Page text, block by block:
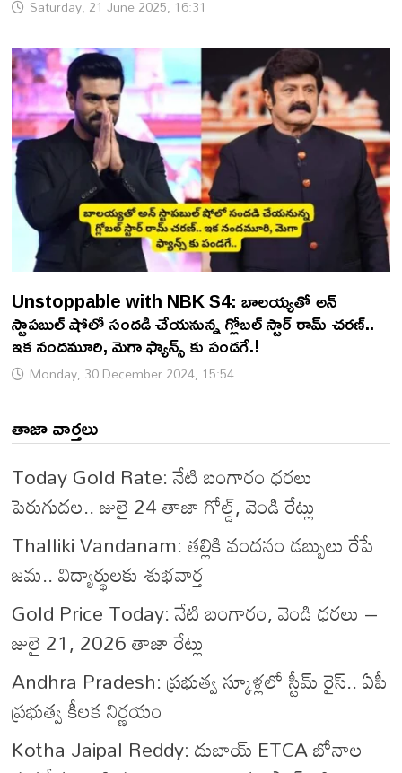
Saturday, 21 June 2025, 16:31
Unstoppable with NBK S4: బాలయ్యతో అన్
స్టాపబుల్ షోలో సందడి చేయనున్న గ్లోబల్ స్టార్ రామ్ చరణ్..
ఇక నందమూరి, మెగా ఫ్యాన్స్ కు పండగే.!
Monday, 30 December 2024, 15:54
తాజా వార్తలు
Today Gold Rate: నేటి బంగారం ధరలు
పెరుగుదల.. జులై 24 తాజా గోల్డ్, వెండి రేట్లు
Thalliki Vandanam: తల్లికి వందనం డబ్బులు రేపే
జమ.. విద్యార్థులకు శుభవార్త
Gold Price Today: నేటి బంగారం, వెండి ధరలు –
జులై 21, 2026 తాజా రేట్లు
Andhra Pradesh: ప్రభుత్వ స్కూళ్లలో స్టీమ్ రైస్.. ఏపీ
ప్రభుత్వ కీలక నిర్ణయం
Kotha Jaipal Reddy: దుబాయ్ ETCA బోనాల